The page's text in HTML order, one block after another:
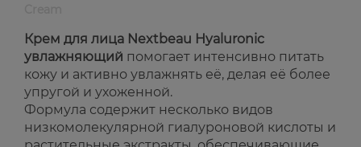
Крем для лица Nextbeau Hyaluronic
увлажняющий помогает интенсивно питать
кожу и активно увлажнять её, делая её более
упругой и ухоженной.
Формула содержит несколько видов
низкомолекулярной гиалуроновой кислоты и